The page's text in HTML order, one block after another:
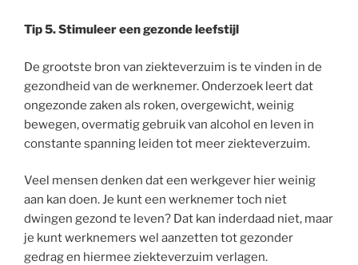
Tip 5. Stimuleer een gezonde leefstijl
De grootste bron van ziekteverzuim is te vinden in de
gezondheid van de werknemer. Onderzoek leert dat
ongezonde zaken als roken, overgewicht, weinig
bewegen, overmatig gebruik van alcohol en leven in
constante spanning leiden tot meer ziekteverzuim.
Veel mensen denken dat een werkgever hier weinig
aan kan doen. Je kunt een werknemer toch niet
dwingen gezond te leven? Dat kan inderdaad niet, maar
je kunt werknemers wel aanzetten tot gezonder
gedrag en hiermee ziekteverzuim verlagen.